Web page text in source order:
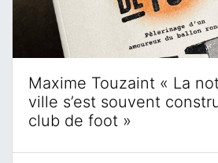
Maxime Touzaint « La
ville s’est souvent
club de foot »